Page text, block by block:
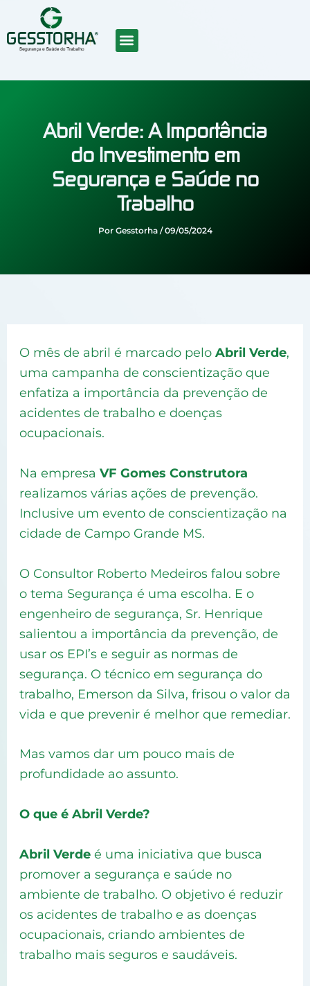
para
Abril Verde: A Importância
do Investimento em
Segurança e Saúde no
Trabalho
Por Gesstorha /09/05/2024
O mês de abril é marcado pelo Abril Verde,
uma campanha de conscientização que
enfatiza a importância da prevenção de
acidentes de trabalho e doenças
ocupacionais.
Na empresa VF Gomes Construtora
realizamos várias ações de prevenção.
Inclusive um evento de conscientização na
cidade de Campo Grande MS.
O Consultor Roberto Medeiros falou sobre
o tema Segurança é uma escolha. E o
engenheiro de segurança, Sr. Henrique
salientou a importância da prevenção, de
usar os EPI’s e seguir as normas de
segurança. O técnico em segurança do
trabalho, Emerson da Silva, frisou o valor da
vida e que prevenir é melhor que remediar.
Mas vamos dar um pouco mais de
profundidade ao assunto.
O que é Abril Verde?
Abril Verdeé uma iniciativa que busca
promover a segurança e saúde no
ambiente de trabalho. O objetivo é reduzir
os acidentes de trabalho e as doenças
ocupacionais, criando ambientes de
trabalho mais seguros e saudáveis.